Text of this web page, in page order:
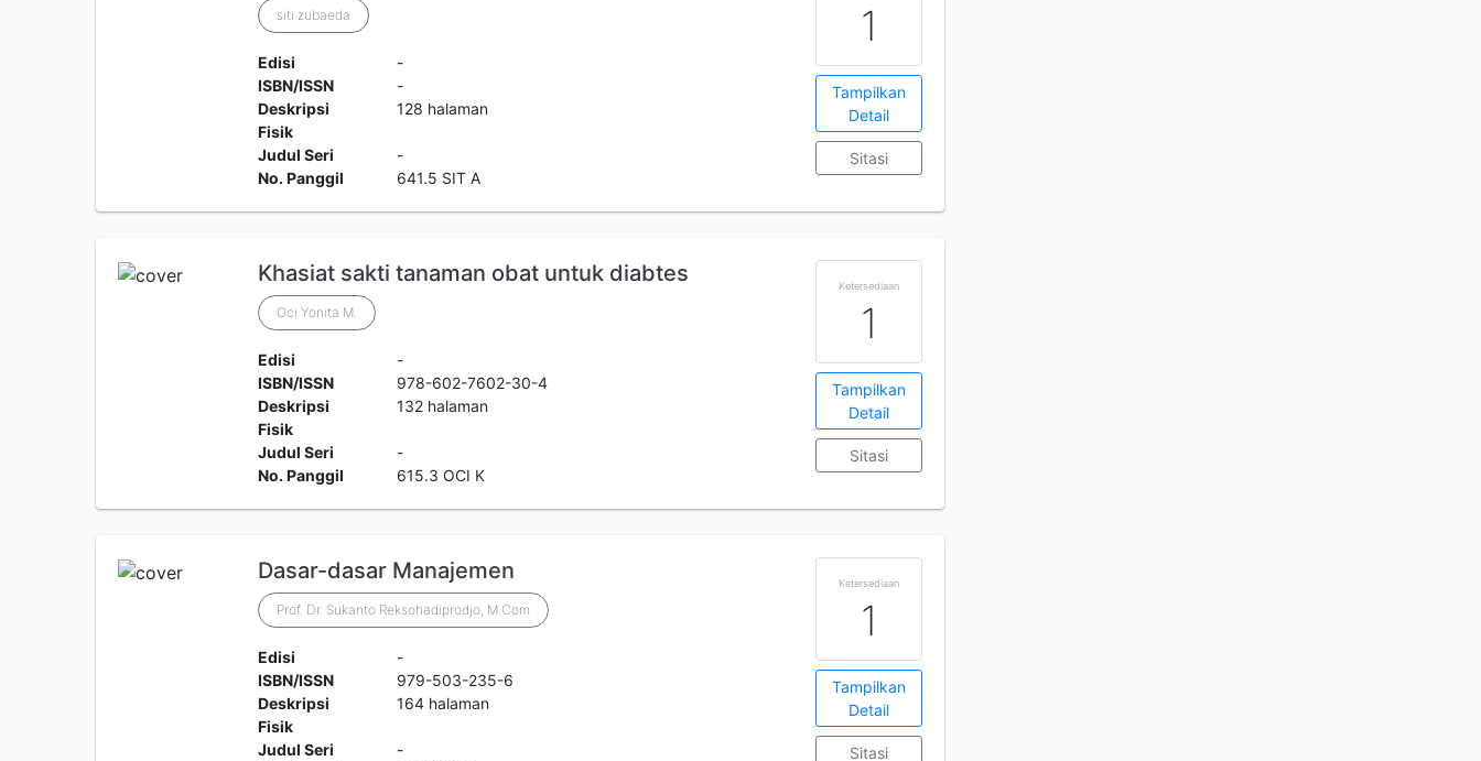
siti zubaeda
Edisi
-
ISBN/ISSN
-
Deskripsi
Fisik
128 halaman
Judul Seri
-
No. Panggil
641.5 SIT A
1
Tampilkan
Detail
Sitasi
Khasiat sakti tanaman obat untuk diabtes
Oci Yonita M.
Edisi
-
ISBN/ISSN
978-602-7602-30-4
Deskripsi
Fisik
132 halaman
Judul Seri
-
No. Panggil
615.3 OCI K
Ketersediaan
1
Tampilkan
Detail
Sitasi
Dasar-dasar Manajemen
Prof. Dr. Sukanto Reksohadiprodjo, M.Com
Edisi
-
ISBN/ISSN
979-503-235-6
Deskripsi
Fisik
164 halaman
Judul Seri
-
Ketersediaan
1
Tampilkan
Detail
Sitasi